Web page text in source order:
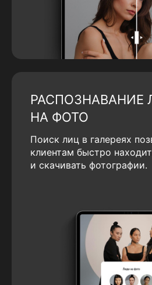
РАСПОЗНАВАНИЕ
НА ФОТО
Поиск лиц в галереях
клиентам быстро
и скачивать фотографии.